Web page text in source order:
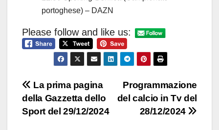
portoghese) – DAZN
Please follow and like us:
Navigazione
articoli
Programmazione
del calcio in Tv del
28/12/2024
La prima pagina
della Gazzetta dello
Sport del 29/12/2024